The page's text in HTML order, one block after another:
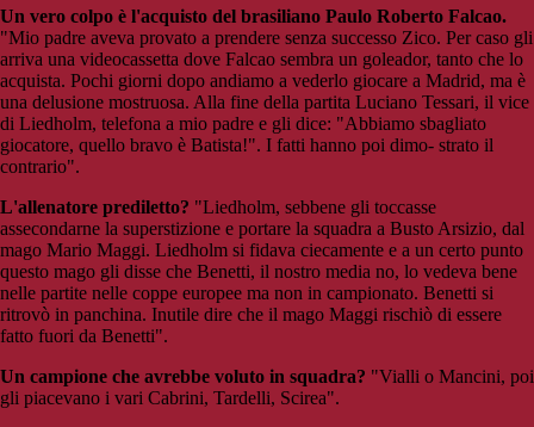
Un vero colpo è l'acquisto del brasiliano Paulo Roberto Falcao.
"Mio padre aveva provato a prendere senza successo Zico. Per caso gli
arriva una videocassetta dove Falcao sembra un goleador, tanto che lo
acquista. Pochi giorni dopo andiamo a vederlo giocare a Madrid, ma è
una delusione mostruosa. Alla fine della partita Luciano Tessari, il vice
di Liedholm, telefona a mio padre e gli dice: "Abbiamo sbagliato
giocatore, quello bravo è Batista!". I fatti hanno poi dimo- strato il
contrario".
L'allenatore prediletto? "Liedholm, sebbene gli toccasse
assecondarne la superstizione e portare la squadra a Busto Arsizio, dal
mago Mario Maggi. Liedholm si fidava ciecamente e a un certo punto
questo mago gli disse che Benetti, il nostro media no, lo vedeva bene
nelle partite nelle coppe europee ma non in campionato. Benetti si
ritrovò in panchina. Inutile dire che il mago Maggi rischiò di essere
fatto fuori da Benetti".
Un campione che avrebbe voluto in squadra? "Vialli o Mancini, poi
gli piacevano i vari Cabrini, Tardelli, Scirea".